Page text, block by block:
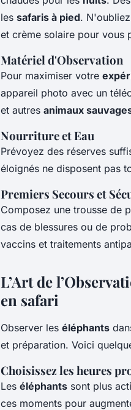
les safaris à pied.
et crème solaire pour vous
Matériel d'Observation
Pour maximiser votre
appareil photo avec un
et autres animaux
Nourriture et Eau
Prévoyez des réserves
éloignés ne disposent pas
Premiers Secours et
Composez une trousse de
cas de blessures ou de
vaccins et traitements
L’Art de
en safari
Observer les éléphants
et préparation. Voici
Choisissez les heures
Les éléphants sont plus
ces moments pour